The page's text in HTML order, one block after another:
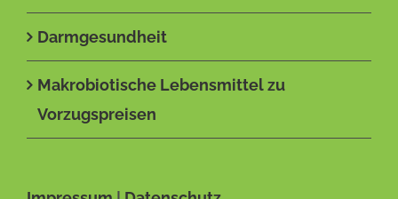
Darmgesundheit
Makrobiotische Lebensmittel zu
Vorzugspreisen